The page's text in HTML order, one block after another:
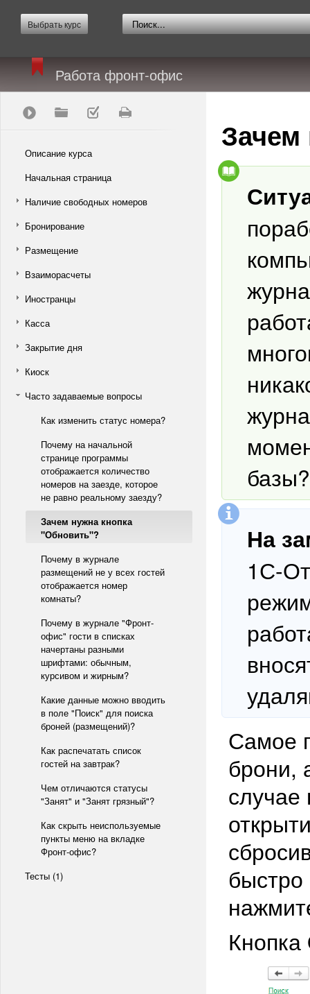
Выбрать курс
Работа фронт-офис
Описание курса
Начальная страница
Наличие свободных номеров
Бронирование
Размещение
Взаиморасчеты
Иностранцы
Касса
Закрытие дня
Киоск
Часто задаваемые вопросы
Как изменить статус номера?
Почему на начальной
странице программы
отображается количество
номеров на заезде, которое
не равно реальному заезду?
Зачем нужна кнопка
"Обновить"?
Почему в журнале
размещений не у всех гостей
отображается номер
комнаты?
Почему в журнале "Фронт-
офис" гости в списках
начертаны разными
шрифтами: обычным,
курсивом и жирным?
Какие данные можно вводить
в поле "Поиск" для поиска
броней (размещений)?
Как распечатать список
гостей на завтрак?
Чем отличаются статусы
"Занят" и "Занят грязный"?
Как скрыть неиспользуемые
пункты меню на вкладке
Фронт-офис?
Тесты (1)
базы?
На
1С-
Самое
брони,
случае
Кнопка